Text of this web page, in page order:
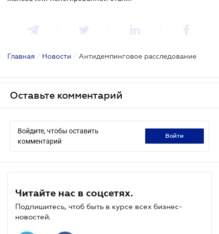
Главная / Новости / Антидемпинговое расследование
Оставьте комментарий
Войдите, чтобы оставить
комментарий
войти
Читайте нас в соцсетях.
Подпишитесь, чтоб быть в курсе всех бизнес-
новостей.